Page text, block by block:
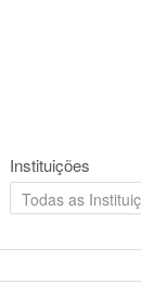
Instituições